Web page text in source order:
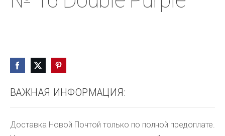
ВАЖНАЯ ИНФОРМАЦИЯ:
Доставка Новой Почтой только по полной предоплате.